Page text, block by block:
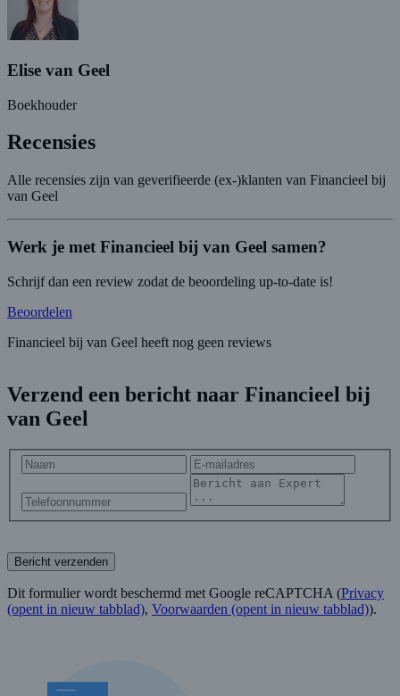
Elise van Geel
Boekhouder
Recensies
Alle recensies zijn van geverifieerde (ex-)klanten van Financieel bij
van Geel
Werk je met Financieel bij van Geel samen?
Schrijf dan een review zodat de beoordeling up-to-date is!
Beoordelen
Financieel bij van Geel heeft nog geen reviews
Verzend een bericht naar Financieel bij
van Geel
Bericht verzenden
Dit formulier wordt beschermd met Google reCAPTCHA (Privacy
(opent in nieuw tabblad), Voorwaarden (opent in nieuw tabblad)).